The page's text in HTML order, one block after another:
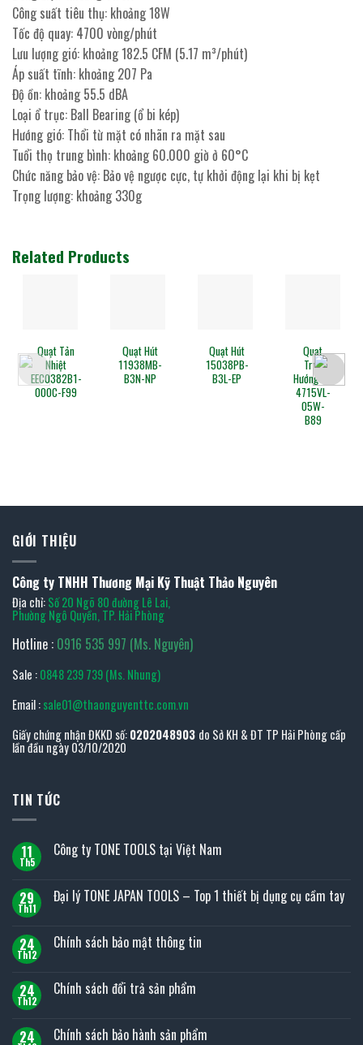
Công suất tiêu thụ: khoảng 18W
Tốc độ quay: 4700 vòng/phút
Lưu lượng gió: khoảng 182.5 CFM (5.17 m³/phút)
Áp suất tĩnh: khoảng 207 Pa
Độ ồn: khoảng 55.5 dBA
Loại ổ trục: Ball Bearing (ổ bi kép)
Hướng gió: Thổi từ mặt có nhãn ra mặt sau
Tuổi thọ trung bình: khoảng 60.000 giờ ở 60°C
Chức năng bảo vệ: Bảo vệ ngược cực, tự khởi động lại khi bị kẹt
Trọng lượng: khoảng 330g
Related Products
Quạt Tản
Nhiệt
EEC0382B1-
000C-F99
Quạt Hút
11938MB-
B3N-NP
Quạt Hút
15038PB-
B3L-EP
Quạt
Trục
Hướng DC
4715VL-
05W-
B89
GIỚI THIỆU
Công ty TNHH Thương Mại Kỹ Thuật Thảo Nguyên
Địa chỉ:Số 20 Ngõ 80 đường Lê Lai,
Phường Ngô Quyền, TP. Hải Phòng
Hotline : 0916 535 997 (Ms. Nguyên)
Sale :0848 239 739 (Ms. Nhung)
Email :sale01@thaonguyenttc.com.vn
Giấy chứng nhận ĐKKD số:0202048903 do Sở KH & ĐT TP Hải Phòng cấp
lần đầu ngày 03/10/2020
TIN TỨC
11
Th5
Công ty TONE TOOLS tại Việt Nam
bình
luận
TONE
TOOLS
Nam
29
Th11
Đại lý TONE JAPAN TOOLS – Top 1 thiết bị dụng cụ cầm tay
bình
luận
TONE
JAPAN
Top
1
24
Th12
Chính sách bảo mật thông tin
bình
luận
bảo
24
Th12
Chính sách đổi trả sản phẩm
bình
luận
24 Chính sách bảo hành sản phẩm